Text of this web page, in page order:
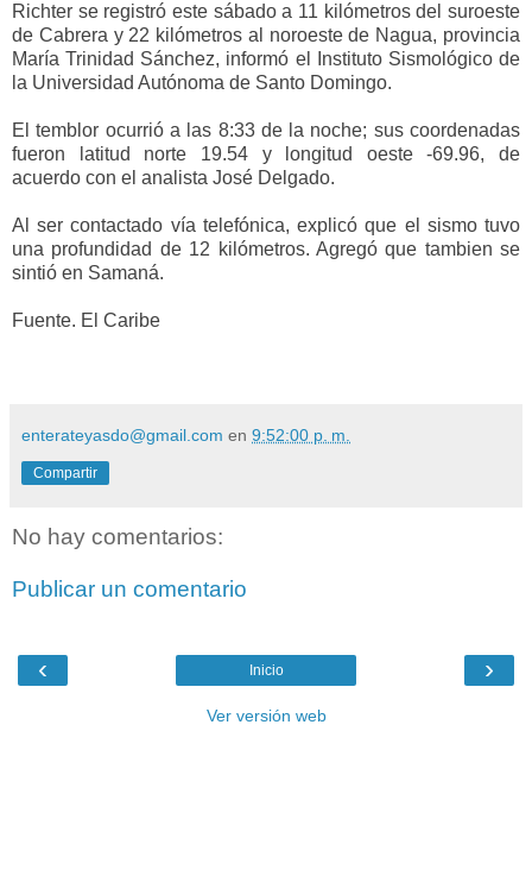
Richter se registró este sábado a 11 kilómetros del suroeste
de Cabrera y 22 kilómetros al noroeste de Nagua, provincia
María Trinidad Sánchez, informó el Instituto Sismológico de
la Universidad Autónoma de Santo Domingo.
El temblor ocurrió a las 8:33 de la noche; sus coordenadas
fueron latitud norte 19.54 y longitud oeste -69.96, de
acuerdo con el analista José Delgado.
Al ser contactado vía telefónica, explicó que el sismo tuvo
una profundidad de 12 kilómetros. Agregó que tambien se
sintió en Samaná.
Fuente. El Caribe
enterateyasdo@gmail.com en 9:52:00 p. m.
Compartir
No hay comentarios:
Publicar un comentario
‹ ›
Inicio
Ver versión web